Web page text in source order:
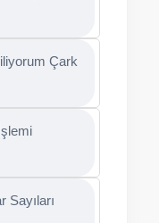
Çark
Sayıları